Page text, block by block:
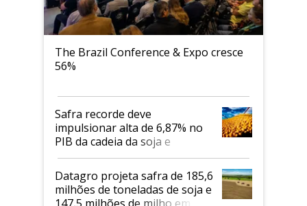
The Brazil Conference & Expo cresce
56%
Safra recorde deve
impulsionar alta de 6,87% no
PIB da cadeia da soja e
biodiesel em 2026
Datagro projeta safra de 185,6
milhões de toneladas de soja e